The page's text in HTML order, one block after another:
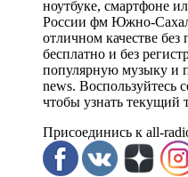
ноутбуке, смартфоне
России фм Южно-
отличном качестве
бесплатно и без
популярную музыку и
news. Воспользуйтесь
чтобы узнать текущий
Присоединись к all-